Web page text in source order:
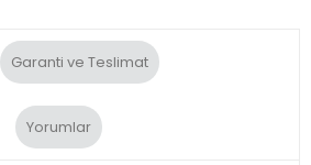
Garanti ve Teslimat
Yorumlar